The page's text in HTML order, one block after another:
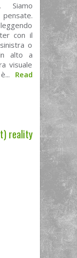
Siamo
con il
o
alto a
visuale
Read
reality